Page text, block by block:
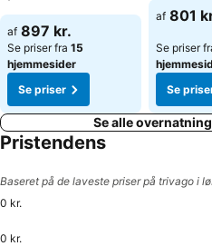
af 897 kr.
Se priser fra 15
hjemmesider
Se priser
af 801
Se priser
Se
Se alle
Pristendens
Baseret på de laveste priser på trivago i
0 kr.
0 kr.